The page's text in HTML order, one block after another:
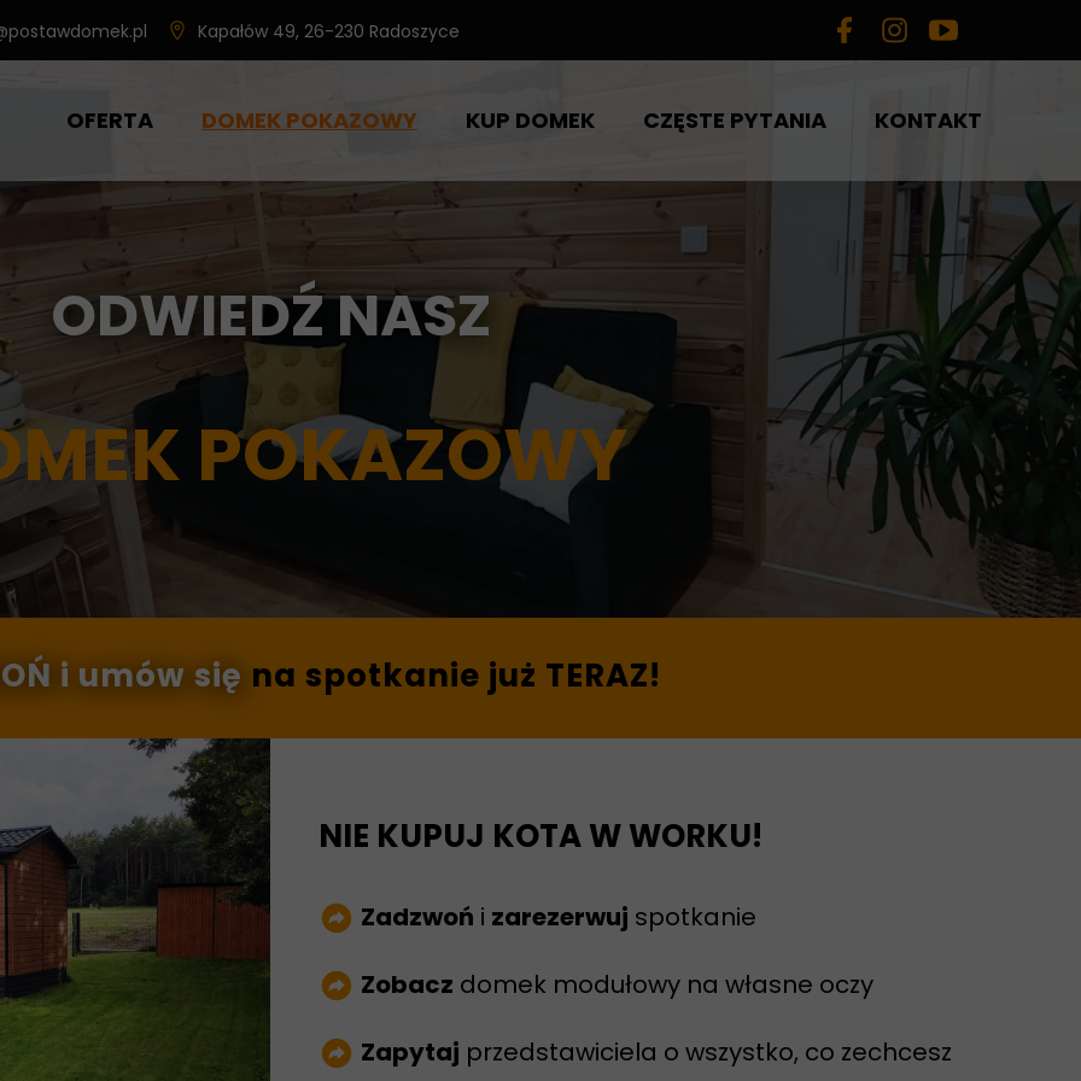
NIE KUPUJ KOTA W WORKU!
Zadzwoń i zarezerwuj spotkanie
Zobacz domek modułowy na własne oczy
Zapytaj przedstawiciela o wszystko, co zechcesz
Kapałów 49, 26-230 Radoszyce
OFERTA
DOM MODUŁOWY ŚWIERK
DOM MODUŁOWY BRATEK
DOM MODUŁOWY SOSENKA
DOMKI MODUŁOWE NA ZAMÓWIENIE
DOMKI TYNKOWANE
DOMKI Z WIATROŁAPEM
DOMEK POKAZOWY KUP DOMEK CZĘSTE PYTANIA KONTAKT
i umów się na spotkanie już TERAZ!
ODWIEDŹNASZ
POKAZOWY